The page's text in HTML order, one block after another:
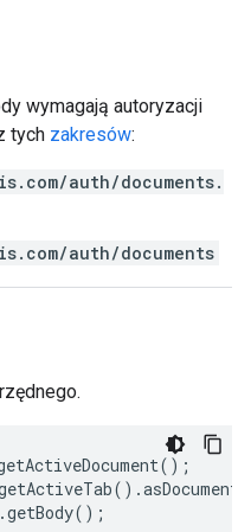
wymagają autoryzacji
tych zakresów:
auth/documents.
auth/documents
();
().
.getBody();